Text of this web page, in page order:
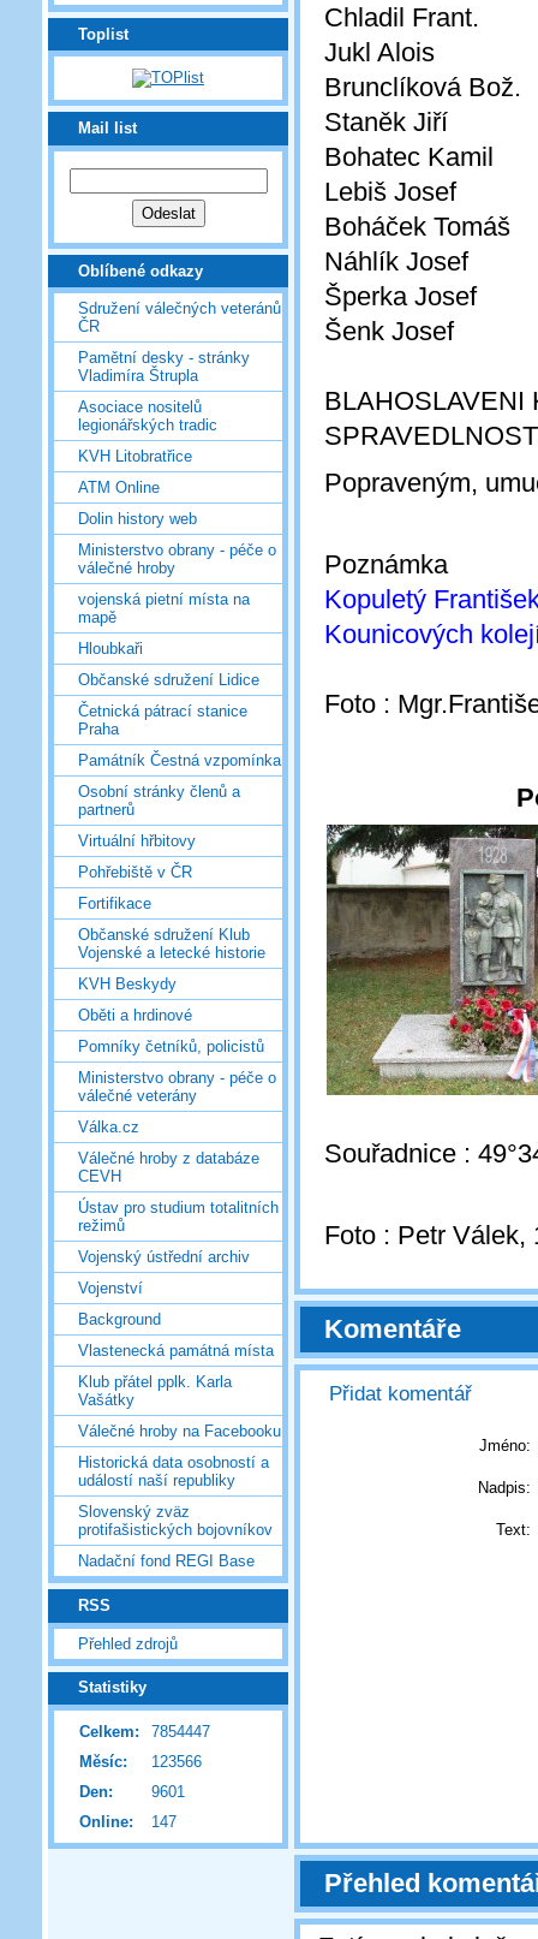
Toplist
Mail list
Oblíbené odkazy
Sdružení válečných veteránů
ČR
Pamětní desky - stránky
Vladimíra Štrupla
Asociace nositelů
legionářských tradic
KVH Litobratřice
ATM Online
Dolin history web
Ministerstvo obrany - péče o
válečné hroby
vojenská pietní místa na
mapě
Hloubkaři
Občanské sdružení Lidice
Četnická pátrací stanice
Praha
Památník Čestná vzpomínka
Osobní stránky členů a
partnerů
Virtuální hřbitovy
Pohřebiště v ČR
Fortifikace
Občanské sdružení Klub
Vojenské a letecké historie
KVH Beskydy
Oběti a hrdinové
Pomníky četníků, policistů
Ministerstvo obrany - péče o
válečné veterány
Válka.cz
Válečné hroby z databáze
CEVH
Ústav pro studium totalitních
režimů
Vojenský ústřední archiv
Vojenství
Background
Vlastenecká památná místa
Klub přátel pplk. Karla
Vašátky
Válečné hroby na Facebooku
Historická data osobností a
událostí naší republiky
Slovenský zväz
protifašistických bojovníkov
Nadační fond REGI Base
RSS
Přehled zdrojů
Statistiky
Online: 147
Celkem:
7854447
Měsíc:
123566
Den:
9601
Chladil Frant.
Jukl Alois
Brunclíková Bož.
Staněk Jiří
Bohatec Kamil
Lebiš Josef
Boháček Tomáš
Náhlík Josef
Šperka Josef
Šenk Josef
BLAHOSLAVENI
Popraveným,
Poznámka
Kopuletý
Kounicových
Foto :
Souřadnice :
Foto : Petr Válek,
Komentáře
Přidat komentář
Jméno:
Nadpis:
Text:
Přehled